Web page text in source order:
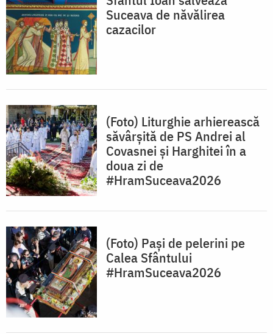
Suceava de năvălirea
cazacilor
(Foto) Liturghie arhierească
săvârșită de PS Andrei al
Covasnei și Harghitei în a
doua zi de
#HramSuceava2026
(Foto) Pași de pelerini pe
Calea Sfântului
#HramSuceava2026